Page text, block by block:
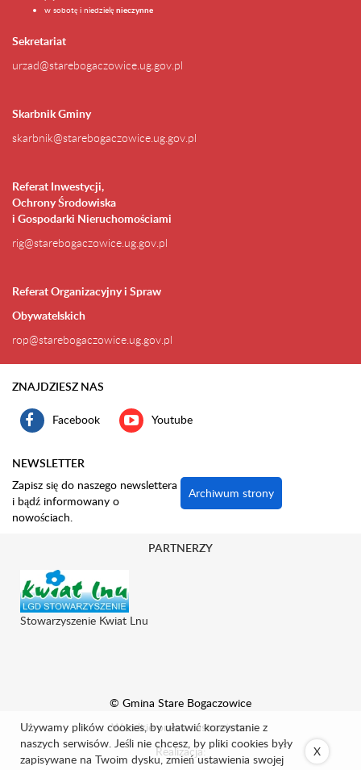
w sobotę i niedzielę nieczynne
Sekretariat
urzad@starebogaczowice.ug.gov.pl
Skarbnik Gminy
skarbnik@starebogaczowice.ug.gov.pl
Referat Inwestycji,
Ochrony Środowiska
i Gospodarki Nieruchomościami
rig@starebogaczowice.ug.gov.pl
Referat Organizacyjny i Spraw
Obywatelskich
rop@starebogaczowice.ug.gov.pl
ZNAJDZIESZ NAS
Facebook Youtube
NEWSLETTER
Zapisz się do naszego newslettera
i bądź informowany o
nowościach.
Archiwum strony
© Gmina Stare Bogaczowice
Wszelkie prawa zastrzeżone.
Realizacja:
PARTNERZY
Stowarzyszenie Kwiat Lnu
Używamy plików cookies, by ułatwić korzystanie z
naszych serwisów. Jeśli nie chcesz, by pliki cookies były
zapisywane na Twoim dysku, zmień ustawienia swojej
X